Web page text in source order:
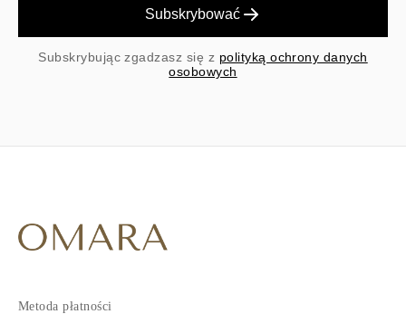
Subskrybować
Subskrybując zgadzasz się z polityką ochrony danych
osobowych
Metoda płatności